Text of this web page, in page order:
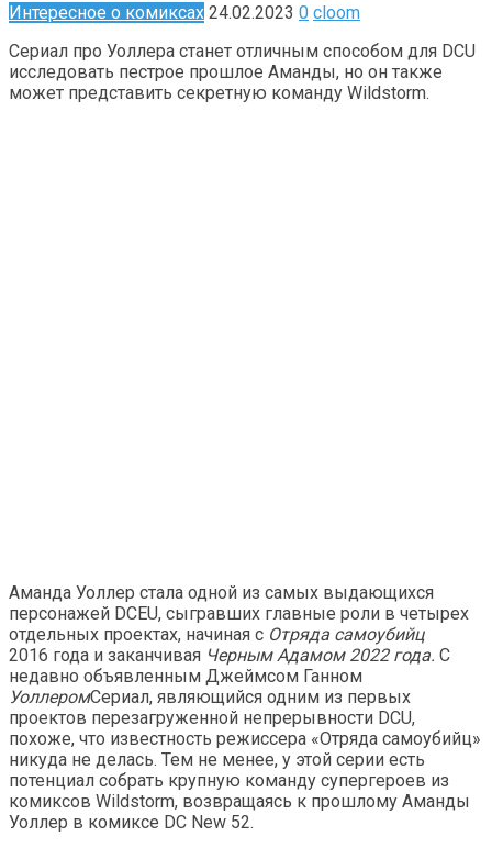
Интересное о комиксах 24.02.2023 0 cloom
Сериал про Уоллера станет отличным способом для DCU
исследовать пестрое прошлое Аманды, но он также
может представить секретную команду Wildstorm.
Аманда Уоллер стала одной из самых выдающихся
персонажей DCEU, сыгравших главные роли в четырех
отдельных проектах, начиная с Отряда самоубийц
2016 года и заканчивая Черным Адамом 2022 года. С
недавно объявленным Джеймсом Ганном
УоллеромСериал, являющийся одним из первых
проектов перезагруженной непрерывности DCU,
похоже, что известность режиссера «Отряда самоубийц»
никуда не делась. Тем не менее, у этой серии есть
потенциал собрать крупную команду супергероев из
комиксов Wildstorm, возвращаясь к прошлому Аманды
Уоллер в комиксе DC New 52.